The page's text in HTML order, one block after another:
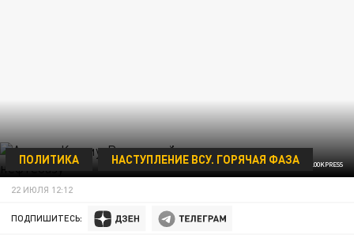
DMITRY GRIGORIEV/ARGUMENTY I FAKTY/GLOBALLOOKPRESS
ПОЛИТИКА НАСТУПЛЕНИЕ ВСУ. ГОРЯЧАЯ ФАЗА
22 ИЮЛЯ 12:12
ПОДПИШИТЕСЬ: